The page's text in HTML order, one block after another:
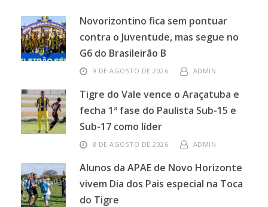
Novorizontino fica sem pontuar
contra o Juventude, mas segue no
G6 do Brasileirão B
9 DE AGOSTO DE 2026 ADMIN
Tigre do Vale vence o Araçatuba e
fecha 1ª fase do Paulista Sub-15 e
Sub-17 como líder
8 DE AGOSTO DE 2026 ADMIN
Alunos da APAE de Novo Horizonte
vivem Dia dos Pais especial na Toca
do Tigre